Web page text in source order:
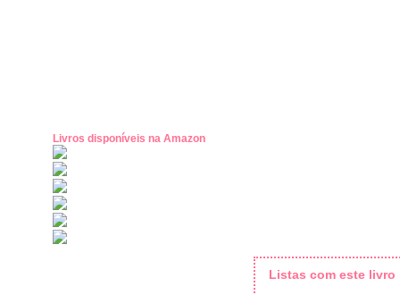
Livros disponíveis na Amazon
Listas com este livro